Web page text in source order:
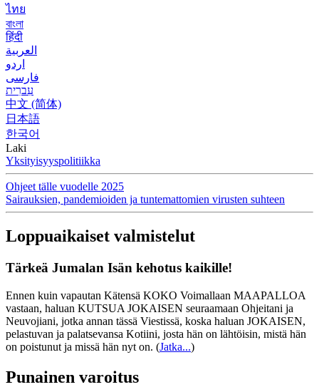
ไทย
বাংলা
हिंदी
العربية
اردو
فارسی
עִברִית
中文 (简体)
日本語
한국어
Laki
Yksityisyyspolitiikka
Ohjeet tälle vuodelle 2025
Sairauksien, pandemioiden ja tuntemattomien virusten suhteen
Loppuaikaiset valmistelut
Tärkeä Jumalan Isän kehotus kaikille!
Ennen kuin vapautan Kätensä KOKO Voimallaan MAAPALLOA
vastaan, haluan KUTSUA JOKAISEN seuraamaan Ohjeitani ja
Neuvojiani, jotka annan tässä Viestissä, koska haluan JOKAISEN,
pelastuvan ja palatsevansa Kotiini, josta hän on lähtöisin, mistä hän
on poistunut ja missä hän nyt on. (Jatka...)
Punainen varoitus